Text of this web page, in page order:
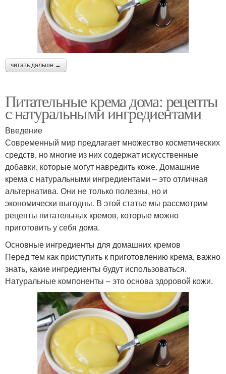
читать дальше →
Питательные крема дома: рецепты
с натуральными ингредиентами
Введение
Современный мир предлагает множество косметических
средств, но многие из них содержат искусственные
добавки, которые могут навредить коже. Домашние
крема с натуральными ингредиентами – это отличная
альтернатива. Они не только полезны, но и
экономически выгодны. В этой статье мы рассмотрим
рецепты питательных кремов, которые можно
приготовить у себя дома.
Основные ингредиенты для домашних кремов
Перед тем как приступить к приготовлению крема, важно
знать, какие ингредиенты будут использоваться.
Натуральные компоненты – это основа здоровой кожи.